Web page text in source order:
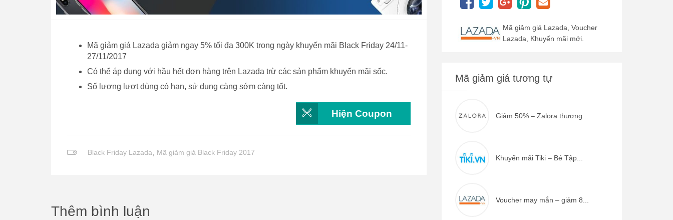
Mã giảm giá Lazada giảm ngay 5% tối đa 300K trong ngày khuyến mãi Black Friday 24/11-
27/11/2017
Có thể áp dụng với hầu hết đơn hàng trên Lazada trừ các sản phẩm khuyến mãi sốc.
Số lượng lượt dùng có hạn, sử dụng càng sớm càng tốt.
Hiện Coupon
Black Friday Lazada, Mã giảm giá Black Friday 2017
Thêm bình luận
Mã giảm giá Lazada, Voucher
Lazada, Khuyến mãi mới.
Mã giảm giá tương tự
Giảm 50% – Zalora thương...
Khuyến mãi Tiki – Bé Tập...
Voucher may mắn – giảm 8...